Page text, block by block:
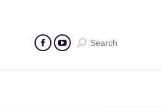
Search